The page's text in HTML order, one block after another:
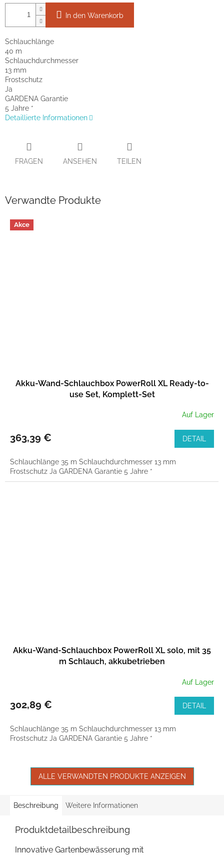
In den Warenkorb
Schlauchlänge
40 m
Schlauchdurchmesser
13 mm
Frostschutz
Ja
GARDENA Garantie
5 Jahre *
Detaillierte Informationen
FRAGEN ANSEHEN TEILEN
Verwandte Produkte
Akce
Akku-Wand-Schlauchbox PowerRoll XL Ready-to-
use Set, Komplett-Set
Auf Lager
363,39 € DETAIL
Schlauchlänge 35 m Schlauchdurchmesser 13 mm
Frostschutz Ja GARDENA Garantie 5 Jahre *
Akku-Wand-Schlauchbox PowerRoll XL solo, mit 35
m Schlauch, akkubetrieben
Auf Lager
302,89 € DETAIL
Schlauchlänge 35 m Schlauchdurchmesser 13 mm
Frostschutz Ja GARDENA Garantie 5 Jahre *
ALLE VERWANDTEN PRODUKTE ANZEIGEN
Beschreibung Weitere Informationen
Produktdetailbeschreibung
Innovative Gartenbewässerung mit